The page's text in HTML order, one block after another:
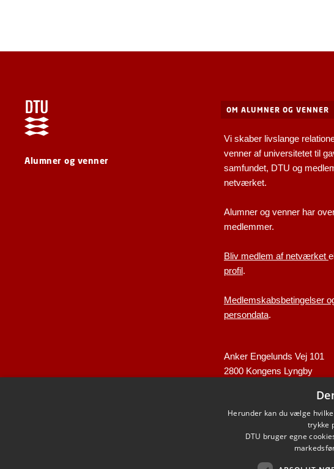
Alumner og venner
OM ALUMNER OG VENNER
Vi skaber livslange
venner af universitetet til
samfundet, DTU og
netværket.
Alumner og venner har
medlemmer.
Bliv medlem af netværket
profil.
Medlemskabsbetingelser
persondata.
Anker Engelunds Vej 101
2800 Kongens Lyngby
Herunder kan du vælge
trykke
DTU bruger egne